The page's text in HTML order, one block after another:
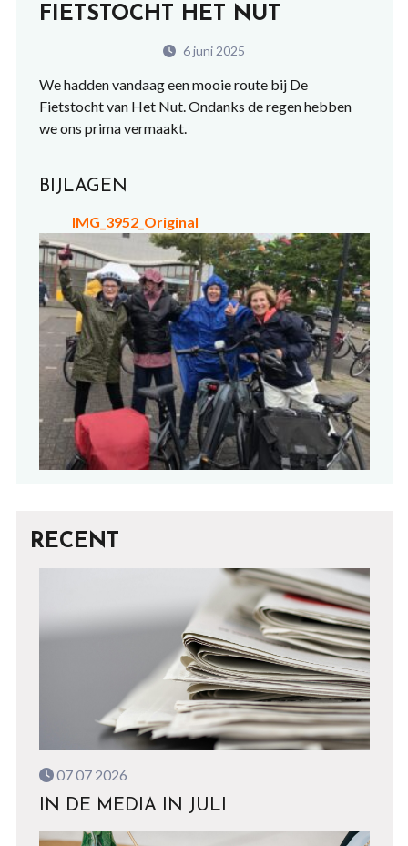
FIETSTOCHT HET NUT
6 juni 2025
We hadden vandaag een mooie route bij De
Fietstocht van Het Nut. Ondanks de regen hebben
we ons prima vermaakt.
BIJLAGEN
IMG_3952_Original
RECENT
07 07 2026
IN DE MEDIA IN JULI